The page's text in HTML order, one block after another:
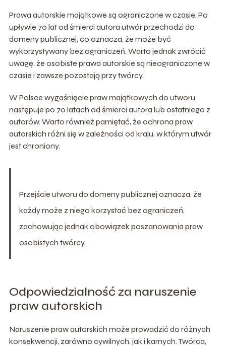
Prawa autorskie majątkowe są ograniczone w czasie. Po
upływie 70 lat od śmierci autora utwór przechodzi do
domeny publicznej, co oznacza, że może być
wykorzystywany bez ograniczeń. Warto jednak zwrócić
uwagę, że osobiste prawa autorskie są nieograniczone w
czasie i zawsze pozostają przy twórcy.
W Polsce wygaśnięcie praw majątkowych do utworu
następuje po 70 latach od śmierci autora lub ostatniego z
autorów. Warto również pamiętać, że ochrona praw
autorskich różni się w zależności od kraju, w którym utwór
jest chroniony.
Przejście utworu do domeny publicznej oznacza, że
każdy może z niego korzystać bez ograniczeń,
zachowując jednak obowiązek poszanowania praw
osobistych twórcy.
Odpowiedzialność za naruszenie
praw autorskich
Naruszenie praw autorskich może prowadzić do różnych
konsekwencji, zarówno cywilnych, jak i karnych. Twórca,